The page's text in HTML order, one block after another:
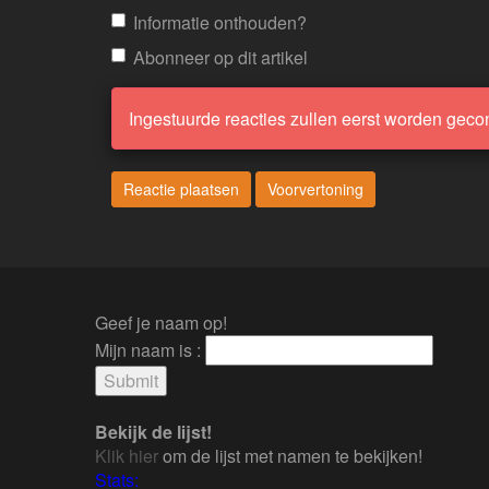
Informatie onthouden?
Abonneer op dit artikel
Ingestuurde reacties zullen eerst worden
Geef je naam op!
Mijn naam is :
Bekijk de lijst!
Klik hierom de lijst met namen te bekijken!
Stats: